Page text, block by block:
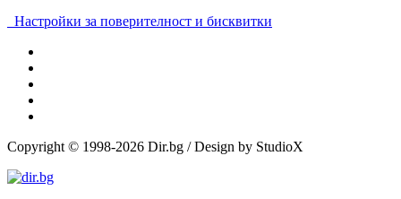
Настройки за поверителност и бисквитки
Copyright © 1998-2026 Dir.bg / Design by StudioX